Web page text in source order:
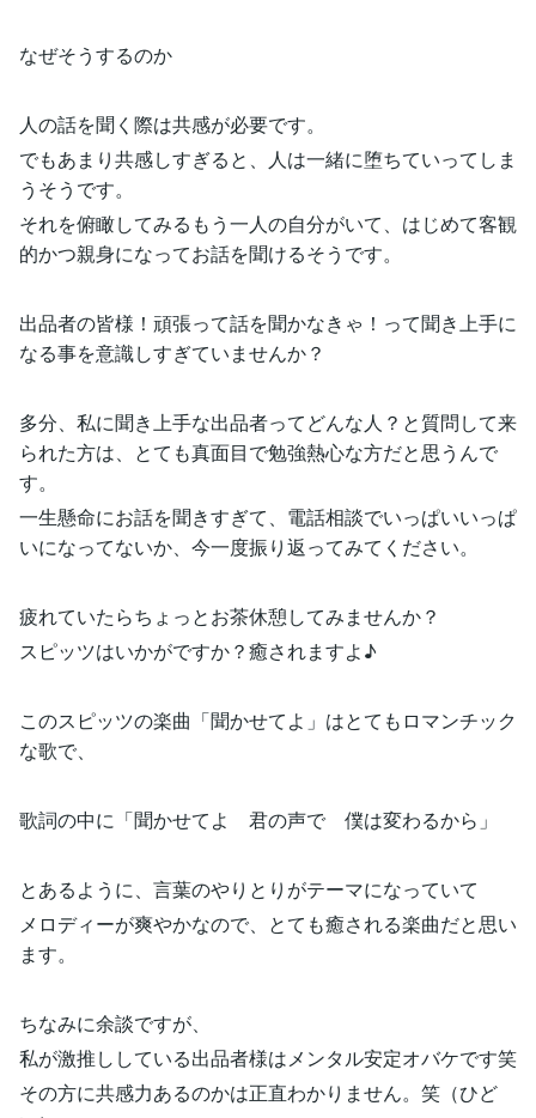
なぜそうするのか
人の話を聞く際は共感が必要です。
でもあまり共感しすぎると、人は一緒に堕ちていってしま
うそうです。
それを俯瞰してみるもう一人の自分がいて、はじめて客観
的かつ親身になってお話を聞けるそうです。
出品者の皆様！頑張って話を聞かなきゃ！って聞き上手に
なる事を意識しすぎていませんか？
多分、私に聞き上手な出品者ってどんな人？と質問して来
られた方は、とても真面目で勉強熱心な方だと思うんで
す。
一生懸命にお話を聞きすぎて、電話相談でいっぱいいっぱ
いになってないか、今一度振り返ってみてください。
疲れていたらちょっとお茶休憩してみませんか？
スピッツはいかがですか？癒されますよ♪
このスピッツの楽曲「聞かせてよ」はとてもロマンチック
な歌で、
歌詞の中に「聞かせてよ 君の声で 僕は変わるから」
とあるように、言葉のやりとりがテーマになっていて
メロディーが爽やかなので、とても癒される楽曲だと思い
ます。
ちなみに余談ですが、
私が激推ししている出品者様はメンタル安定オバケです笑
その方に共感力あるのかは正直わかりません。笑（ひど